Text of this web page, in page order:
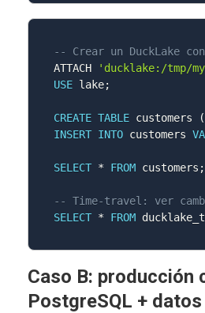
-- Crear un DuckLake
ATTACH
'ducklake:/tmp/
USE lake;
CREATE TABLE customers (
INSERT INTO customers
SELECT * FROM customers ;
-- Time-travel: ver
SELECT * FROM
Caso B: producción
PostgreSQL +